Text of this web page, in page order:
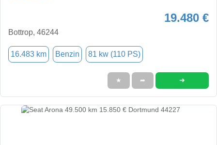
19.480 €
Bottrop, 46244
16.483 km Benzin 81 kw (110 PS)
★ ➦ ➜